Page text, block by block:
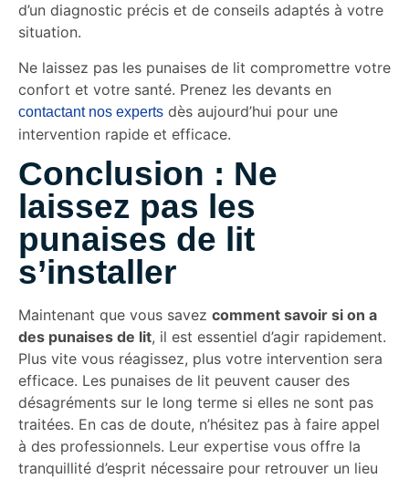
d’un diagnostic précis et de conseils adaptés à votre
situation.
Ne laissez pas les punaises de lit compromettre votre
confort et votre santé. Prenez les devants en
contactant nos experts dès aujourd’hui pour une
intervention rapide et efficace.
Conclusion : Ne
laissez pas les
punaises de lit
s’installer
Maintenant que vous savez comment savoir si on a
des punaises de lit, il est essentiel d’agir rapidement.
Plus vite vous réagissez, plus votre intervention sera
efficace. Les punaises de lit peuvent causer des
désagréments sur le long terme si elles ne sont pas
traitées. En cas de doute, n’hésitez pas à faire appel
à des professionnels. Leur expertise vous offre la
tranquillité d’esprit nécessaire pour retrouver un lieu